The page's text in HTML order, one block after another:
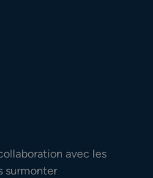
avec les
surmonter